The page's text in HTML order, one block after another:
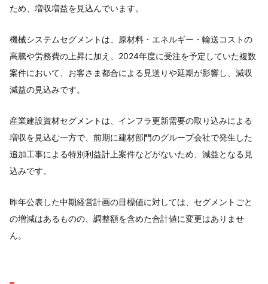
ため、増収増益を見込んでいます。
機械システムセグメントは、原材料・エネルギー・輸送コストの
高騰や労務費の上昇に加え、2024年度に受注を予定していた複数
案件において、お客さま都合による見送りや延期が影響し、減収
減益の見込みです。
産業建設資材セグメントは、インフラ更新需要の取り込みによる
増収を見込む一方で、前期に建材部門のグループ会社で発生した
追加工事による特別利益計上案件などがないため、減益となる見
込みです。
昨年公表した中期経営計画の目標値に対しては、セグメントごと
の増減はあるものの、調整額を含めた合計値に変更はありませ
ん。